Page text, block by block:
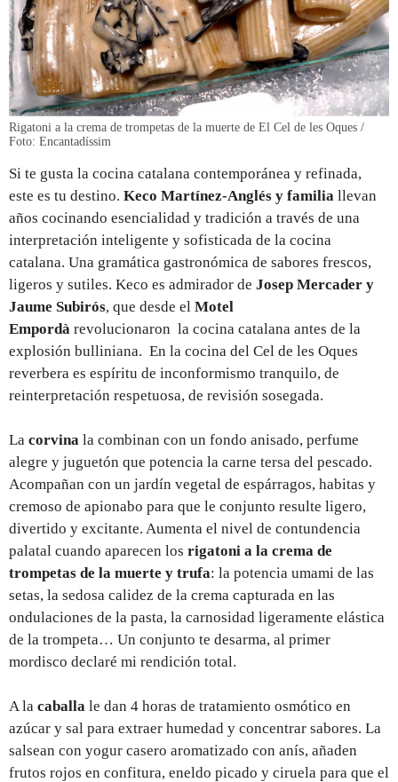
Rigatoni a la crema de trompetas de la muerte de El Cel de les Oques /
Foto: Encantadíssim
Si te gusta la cocina catalana contemporánea y refinada,
este es tu destino. Keco Martínez-Anglés y familia llevan
años cocinando esencialidad y tradición a través de una
interpretación inteligente y sofisticada de la cocina
catalana. Una gramática gastronómica de sabores frescos,
ligeros y sutiles. Keco es admirador de Josep Mercader y
Jaume Subirós, que desde el Motel
Empordà revolucionaron la cocina catalana antes de la
explosión bulliniana. En la cocina del Cel de les Oques
reverbera es espíritu de inconformismo tranquilo, de
reinterpretación respetuosa, de revisión sosegada.
La corvina la combinan con un fondo anisado, perfume
alegre y juguetón que potencia la carne tersa del pescado.
Acompañan con un jardín vegetal de espárragos, habitas y
cremoso de apionabo para que le conjunto resulte ligero,
divertido y excitante. Aumenta el nivel de contundencia
palatal cuando aparecen los rigatoni a la crema de
trompetas de la muerte y trufa: la potencia umami de las
setas, la sedosa calidez de la crema capturada en las
ondulaciones de la pasta, la carnosidad ligeramente elástica
de la trompeta… Un conjunto te desarma, al primer
mordisco declaré mi rendición total.
A la caballa le dan 4 horas de tratamiento osmótico en
azúcar y sal para extraer humedad y concentrar sabores. La
salsean con yogur casero aromatizado con anís, añaden
frutos rojos en confitura, eneldo picado y ciruela para que el